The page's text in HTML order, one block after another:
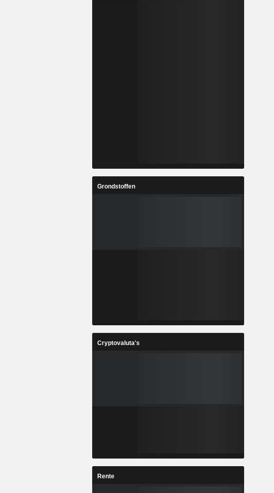
Grondstoffen
Cryptovaluta's
Rente